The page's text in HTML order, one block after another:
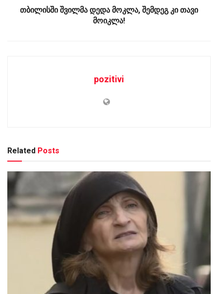
თბილისში შვილმა დედა მოკლა, შემდეგ კი თავი
მოიკლა!
pozitivi
Related Posts